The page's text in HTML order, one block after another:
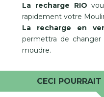
La recharge RIO
rapidement votre
La recharge en
permettra de changer
moudre.
CECI